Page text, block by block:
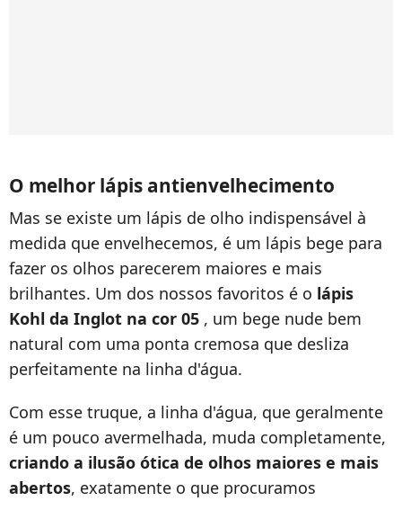
O melhor lápis antienvelhecimento
Mas se existe um lápis de olho indispensável à
medida que envelhecemos, é um lápis bege para
fazer os olhos parecerem maiores e mais
brilhantes. Um dos nossos favoritos é o lápis
Kohl da Inglot na cor 05 , um bege nude bem
natural com uma ponta cremosa que desliza
perfeitamente na linha d'água.
Com esse truque, a linha d'água, que geralmente
é um pouco avermelhada, muda completamente,
criando a ilusão ótica de olhos maiores e mais
abertos, exatamente o que procuramos